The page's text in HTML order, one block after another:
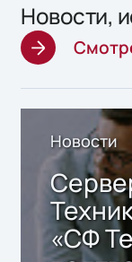
Новости,
Новости
«СФ